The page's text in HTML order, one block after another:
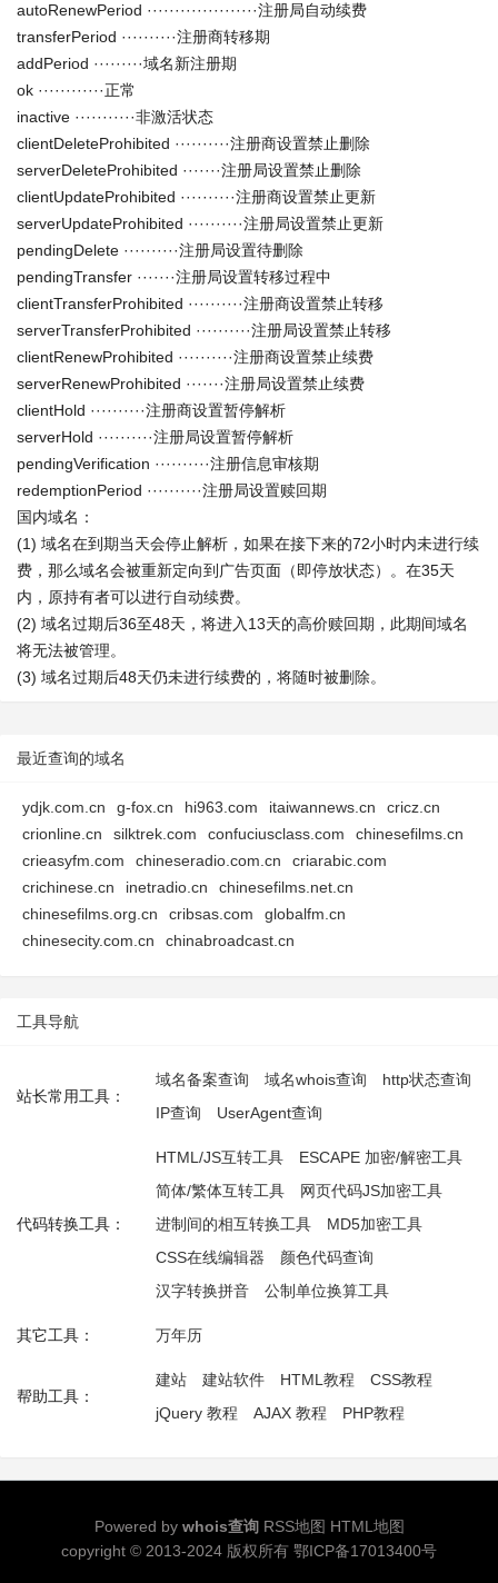
autoRenewPeriod ····················注册局自动续费
transferPeriod ··········注册商转移期
addPeriod ·········域名新注册期
ok ············正常
inactive ···········非激活状态
clientDeleteProhibited ··········注册商设置禁止删除
serverDeleteProhibited ·······注册局设置禁止删除
clientUpdateProhibited ··········注册商设置禁止更新
serverUpdateProhibited ··········注册局设置禁止更新
pendingDelete ··········注册局设置待删除
pendingTransfer ·······注册局设置转移过程中
clientTransferProhibited ··········注册商设置禁止转移
serverTransferProhibited ··········注册局设置禁止转移
clientRenewProhibited ··········注册商设置禁止续费
serverRenewProhibited ·······注册局设置禁止续费
clientHold ··········注册商设置暂停解析
serverHold ··········注册局设置暂停解析
pendingVerification ··········注册信息审核期
redemptionPeriod ··········注册局设置赎回期
国内域名：
(1) 域名在到期当天会停止解析，如果在接下来的72小时内未进行续
费，那么域名会被重新定向到广告页面（即停放状态）。在35天
内，原持有者可以进行自动续费。
(2) 域名过期后36至48天，将进入13天的高价赎回期，此期间域名
将无法被管理。
(3) 域名过期后48天仍未进行续费的，将随时被删除。
最近查询的域名
ydjk.com.cn g-fox.cn hi963.com itaiwannews.cn
cricz.cn
crionline.cn
silktrek.com confuciusclass.com
chinesefilms.cn
crieasyfm.com
chineseradio.com.cn
criarabic.com
crichinese.cn
inetradio.cn
chinesefilms.net.cn
chinesefilms.org.cn
cribsas.com
globalfm.cn
chinesecity.com.cn
chinabroadcast.cn
工具导航
站长常用工具：
域名备案查询 域名whois查询
http状态查询
IP查询
UserAgent查询
代码转换工具：
HTML/JS互转工具
ESCAPE 加密/解密工具
简体/繁体互转工具
网页代码JS加密工具
进制间的相互转换工具
MD5加密工具
CSS在线编辑器
颜色代码查询
汉字转换拼音
公制单位换算工具
其它工具： 万年历
帮助工具：
建站 建站软件 HTML教程
CSS教程
jQuery 教程
AJAX 教程 PHP教程
Powered by whois查询 RSS地图 HTML地图
copyright © 2013-2024 版权所有 鄂ICP备17013400号